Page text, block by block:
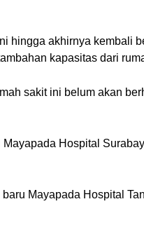
hingga akhirnya kembali
kapasitas dari
sakit ini belum akan
Hospital
Mayapada Hospital